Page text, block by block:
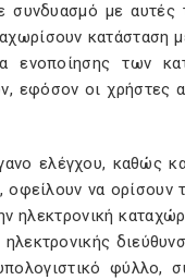
με αυτές
κατάσταση
των
εφόσον οι χρήστες
ελέγχου, καθώς
να ορίσουν
ηλεκτρονική
φύλλο,